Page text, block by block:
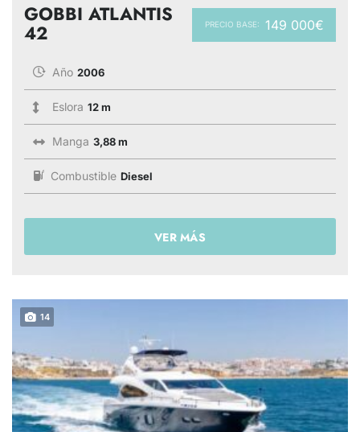
PRECIO BASE: 149 000€
GOBBI ATLANTIS
42
Año 2006
Eslora 12 m
Manga 3,88 m
Combustible Diesel
VER MÁS
14